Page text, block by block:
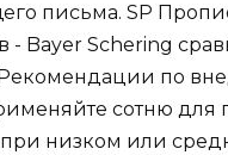
письма. SP
- Bayer Schering
по
сотню для
при низком или